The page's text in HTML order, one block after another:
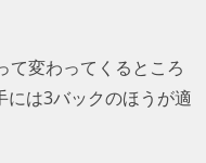
て変わってくるところ
には3バックのほうが適